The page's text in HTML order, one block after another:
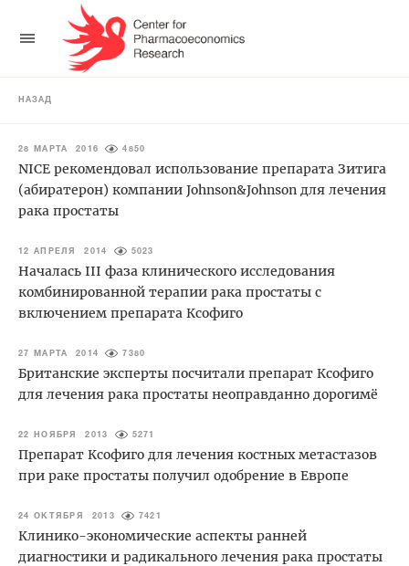
НАЗАД
28 МАРТА 2016 4850
NICE рекомендовал использование препарата Зитига
(абиратерон) компании Johnson&Johnson для лечения
рака простаты
12 АПРЕЛЯ 2014 5023
Началась III фаза клинического исследования
комбинированной терапии рака простаты с
включением препарата Ксофиго
27 МАРТА 2014 7380
Британские эксперты посчитали препарат Ксофиго
для лечения рака простаты неоправданно дорогимё
22 НОЯБРЯ 2013 5271
Препарат Ксофиго для лечения костных метастазов
при раке простаты получил одобрение в Европе
24 ОКТЯБРЯ 2013 7421
Клинико-экономические аспекты ранней
диагностики и радикального лечения рака простаты